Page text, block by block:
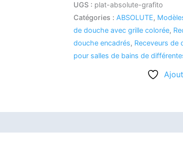
UGS : plat-absolute-grafito
Catégories : ABSOLUTE,
de douche avec grille colorée,
douche encadrés, Receveurs de
pour salles de bains de